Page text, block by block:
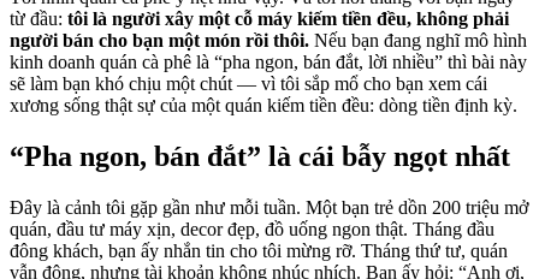
từ đầu: tôi là người xây một cỗ máy kiếm tiền đều, không phải
người bán cho bạn một món rồi thôi. Nếu bạn đang nghĩ mô hình
kinh doanh quán cà phê là “pha ngon, bán đắt, lời nhiều” thì bài này
sẽ làm bạn khó chịu một chút — vì tôi sắp mổ cho bạn xem cái
xương sống thật sự của một quán kiếm tiền đều: dòng tiền định kỳ.
“Pha ngon, bán đắt” là cái bẫy ngọt nhất
Đây là cảnh tôi gặp gần như mỗi tuần. Một bạn trẻ dồn 200 triệu mở
quán, đầu tư máy xịn, decor đẹp, đồ uống ngon thật. Tháng đầu
đông khách, bạn ấy nhắn tin cho tôi mừng rỡ. Tháng thứ tư, quán
vẫn đông, nhưng tài khoản không nhúc nhích. Bạn ấy hỏi: “Anh ơi,